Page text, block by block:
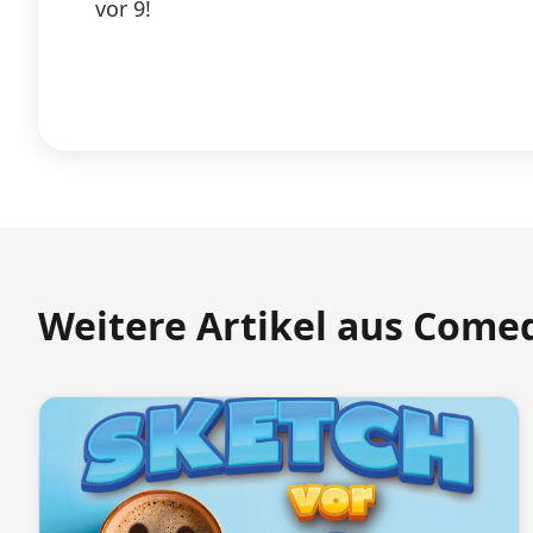
vor 9!
Weitere Artikel aus